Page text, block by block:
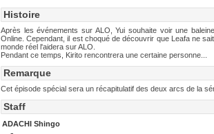
Histoire
Après les événements sur ALO, Yui souhaite voir une
Online. Cependant, il est choqué de découvrir que Leafa ne
monde réel l'aidera sur ALO.
Pendant ce temps, Kirito rencontrera une certaine personne...
Remarque
Cet épisode spécial sera un récapitulatif des deux arcs de la
Staff
ADACHI Shingo